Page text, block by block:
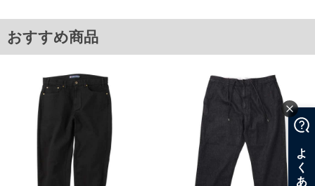
【正】パッチ有り
【サイズについて】
サイズ表のウエストサイズは適応範囲となります。
前開きファスナー／ウエストシャーリング(調節ひも有)／サイド・バック
ポケット／刺繍／ハンマーループ／ベルトループ6本／ウォッシュ加工
サイズ/ウエスト(適応)/股下/わたり幅/ヒップ/総丈
3L/95～110/73/40/130/109
4L/105～120/73/42/138/111
おすすめ商品